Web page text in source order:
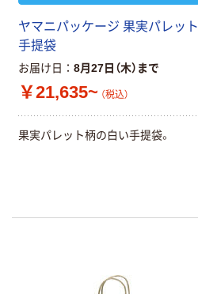
ヤマニパッケージ 果実パレット
手提袋
お届け日 8月27日（木）まで
￥21,635~ （税込）
果実パレット柄の白い手提袋。